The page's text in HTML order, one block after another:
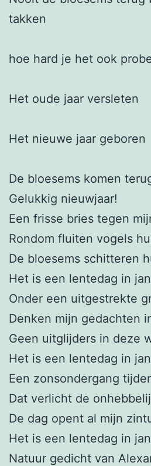
takken
hoe hard je het ook
Het oude jaar versleten
Het nieuwe jaar geboren
De bloesems komen
Gelukkig nieuwjaar!
Een frisse bries tegen
Rondom fluiten vogels
De bloesems schitteren
Het is een lentedag in
Onder een uitgestrekte
Denken mijn gedachten
Geen uitglijders in deze
Het is een lentedag in
Een zonsondergang
Dat verlicht de
De dag opent al mijn
Het is een lentedag in
Natuur gedicht van